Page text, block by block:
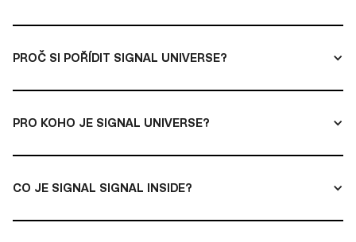
PROČ SI POŘÍDIT SIGNAL UNIVERSE?
PRO KOHO JE SIGNAL UNIVERSE?
CO JE SIGNAL SIGNAL INSIDE?